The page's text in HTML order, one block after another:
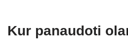
Kur panaudoti